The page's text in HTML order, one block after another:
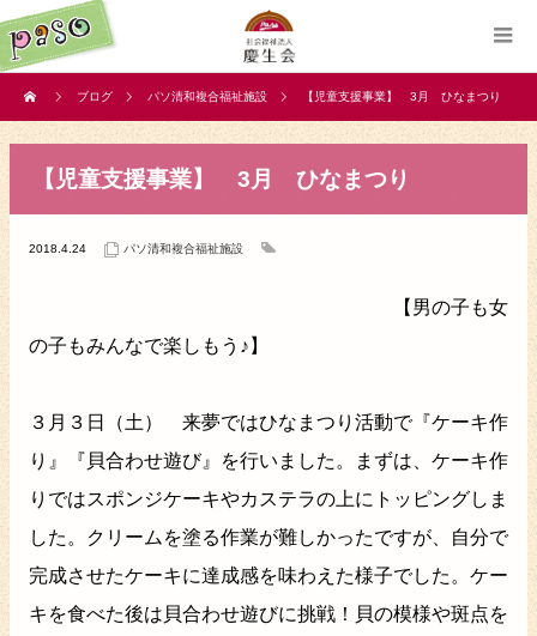
ブログ パソ清和複合福祉施設 【児童支援事業】 3月 ひなまつり
【児童支援事業】 3月 ひなまつり
2018.4.24 パソ清和複合福祉施設
【男の子も女
の子もみんなで楽しもう♪】
３月３日（土） 来夢ではひなまつり活動で『ケーキ作
り』『貝合わせ遊び』を行いました。まずは、ケーキ作
りではスポンジケーキやカステラの上にトッピングしま
した。クリームを塗る作業が難しかったですが、自分で
完成させたケーキに達成感を味わえた様子でした。ケー
キを食べた後は貝合わせ遊びに挑戦！貝の模様や斑点を